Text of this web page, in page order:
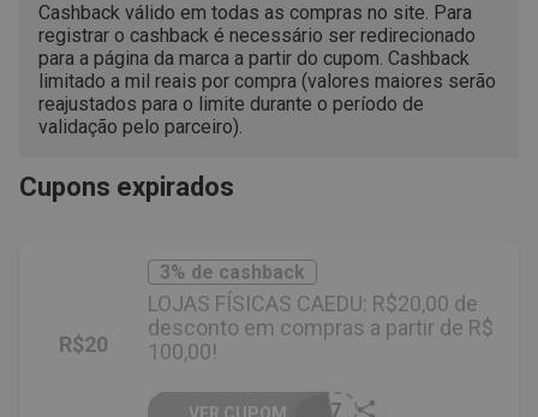
Cashback válido em todas as compras no site. Para
registrar o cashback é necessário ser redirecionado
para a página da marca a partir do cupom. Cashback
limitado a mil reais por compra (valores maiores serão
reajustados para o limite durante o período de
validação pelo parceiro).
Cupons expirados
R$20
3% de cashback
LOJAS FÍSICAS CAEDU: R$20,00 de
desconto em compras a partir de R$
100,00!
347